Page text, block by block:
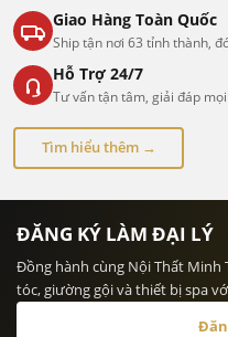
Giao Hàng Toàn Quốc
Ship tận nơi 63 tỉnh thành,
Hỗ Trợ 24/7
Tư vấn tận tâm, giải đáp
Tìm hiểu thêm →
ĐĂNG KÝ LÀM ĐẠI LÝ
Đồng hành cùng Nội Thất Minh
tóc, giường gội và thiết bị spa